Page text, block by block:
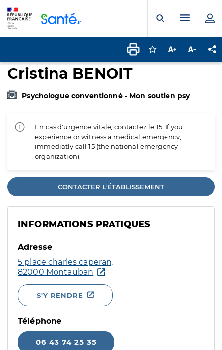
Ouvrir laMenu
Connectez-vous
Augmenter la
Cristina BENOIT
Psychologue conventionné - Mon soutien psy
En cas d'urgence vitale, contactez le 15. If you
experience or witness a medical emergency,
immediatly call 15 (the national emergency
organization).
CONTACTER L'ÉTABLISSEMENT
INFORMATIONS PRATIQUES
Adresse
5 place charles caperan,
82000 Montauban
S'Y RENDRE
Téléphone
06 43 74 25 35